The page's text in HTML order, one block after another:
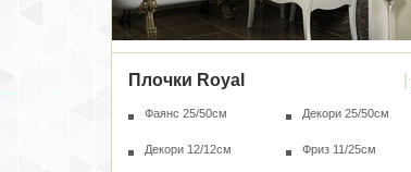
Плочки Royal
Фаянс 25/50см Декори 25/50см
Декори 12/12см Фриз 11/25см